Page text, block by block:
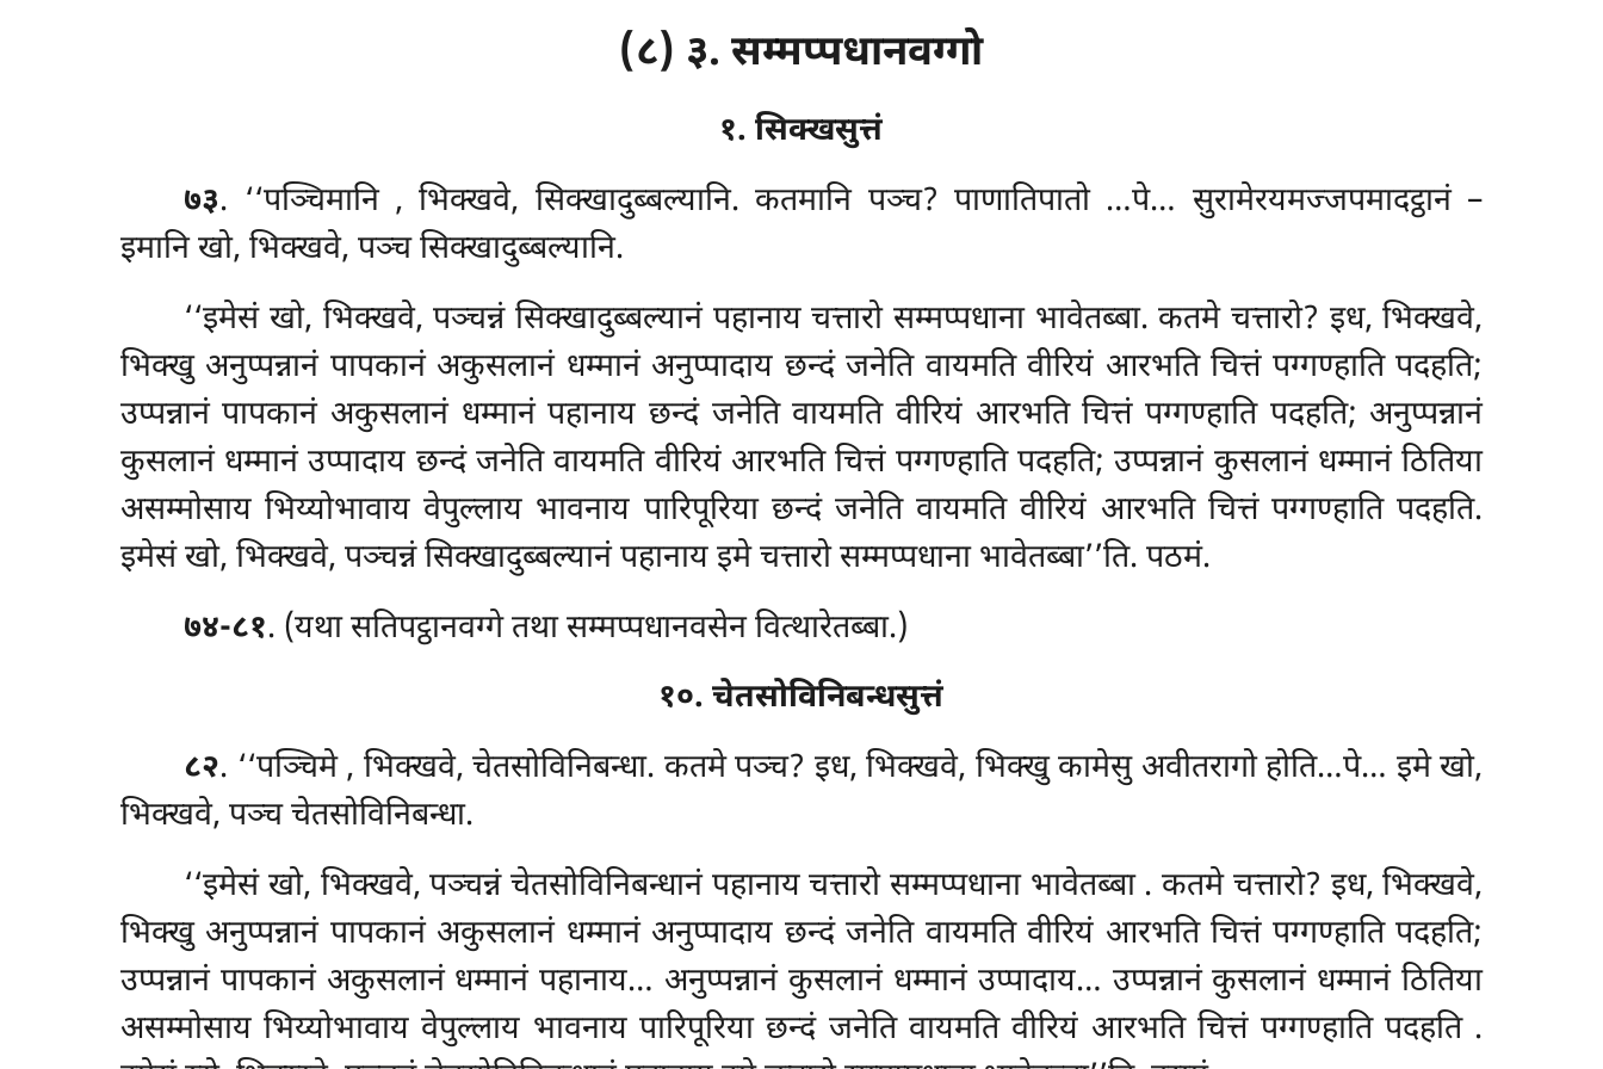
(८) ३. सम्मप्पधानवग्गो
१. सिक्खसुत्तं
७३. ‘‘पञ्चिमानि , भिक्खवे, सिक्खादुब्बल्यानि. कतमानि पञ्च? पाणातिपातो …पे… सुरामेरयमज्जपमादट्ठानं –
इमानि खो, भिक्खवे, पञ्च सिक्खादुब्बल्यानि.
‘‘इमेसं खो, भिक्खवे, पञ्चन्नं सिक्खादुब्बल्यानं पहानाय चत्तारो सम्मप्पधाना भावेतब्बा. कतमे चत्तारो? इध, भिक्खवे,
भिक्खु अनुप्पन्नानं पापकानं अकुसलानं धम्मानं अनुप्पादाय छन्दं जनेति वायमति वीरियं आरभति चित्तं पग्गण्हाति पदहति;
उप्पन्नानं पापकानं अकुसलानं धम्मानं पहानाय छन्दं जनेति वायमति वीरियं आरभति चित्तं पग्गण्हाति पदहति; अनुप्पन्नानं
कुसलानं धम्मानं उप्पादाय छन्दं जनेति वायमति वीरियं आरभति चित्तं पग्गण्हाति पदहति; उप्पन्नानं कुसलानं धम्मानं ठितिया
असम्मोसाय भिय्योभावाय वेपुल्लाय भावनाय पारिपूरिया छन्दं जनेति वायमति वीरियं आरभति चित्तं पग्गण्हाति पदहति.
इमेसं खो, भिक्खवे, पञ्चन्नं सिक्खादुब्बल्यानं पहानाय इमे चत्तारो सम्मप्पधाना भावेतब्बा’’ति. पठमं.
७४-८१. (यथा सतिपट्ठानवग्गे तथा सम्मप्पधानवसेन वित्थारेतब्बा.)
१०. चेतसोविनिबन्धसुत्तं
८२. ‘‘पञ्चिमे , भिक्खवे, चेतसोविनिबन्धा. कतमे पञ्च? इध, भिक्खवे, भिक्खु कामेसु अवीतरागो होति…पे… इमे खो,
भिक्खवे, पञ्च चेतसोविनिबन्धा.
‘‘इमेसं खो, भिक्खवे, पञ्चन्नं चेतसोविनिबन्धानं पहानाय चत्तारो सम्मप्पधाना भावेतब्बा . कतमे चत्तारो? इध, भिक्खवे,
भिक्खु अनुप्पन्नानं पापकानं अकुसलानं धम्मानं अनुप्पादाय छन्दं जनेति वायमतिवीरियं आरभति चित्तं पग्गण्हाति पदहति;
उप्पन्नानं पापकानं अकुसलानं धम्मानं पहानाय… अनुप्पन्नानं कुसलानं धम्मानं उप्पादाय… उप्पन्नानं कुसलानं धम्मानं ठितिया
असम्मोसाय भिय्योभावाय वेपुल्लाय भावनाय पारिपूरिया छन्दं जनेति वायमति वीरियं आरभति चित्तं पग्गण्हाति पदहति .